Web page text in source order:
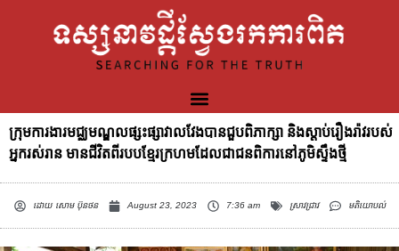
ក្រុមការងារមជ្ឈមណ្ឌលផ្សះផ្សាវាលវែងបានជួបពិភាក្សា និងស្តាប់រឿងរ៉ាវរបស់
អ្នករស់រាន មានជីវិតពីរបបខ្មែរក្រហមដែលជាជនពិការនៅភូមិស្ទឹងថ្មី
ដោយសោម ប៊ុនថន August 23, 2023 7:36 am ស្រាវជ្រាវ មតិយោបល់